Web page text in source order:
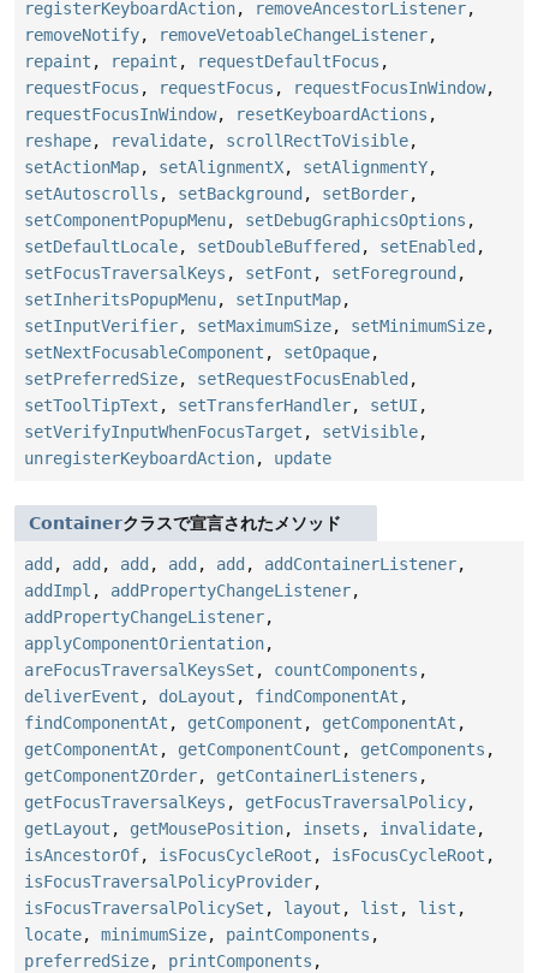
registerKeyboardAction, removeAncestorListener,
removeNotify, removeVetoableChangeListener,
repaint , repaint , requestDefaultFocus ,
requestFocus , requestFocus , requestFocusInWindow,
requestFocusInWindow, resetKeyboardActions ,
reshape, revalidate, scrollRectToVisible,
setActionMap, setAlignmentX, setAlignmentY,
setAutoscrolls , setBackground , setBorder,
setComponentPopupMenu, setDebugGraphicsOptions ,
setDefaultLocale, setDoubleBuffered , setEnabled ,
setFocusTraversalKeys , setFont , setForeground ,
setInheritsPopupMenu, setInputMap,
setInputVerifier, setMaximumSize, setMinimumSize,
setNextFocusableComponent , setOpaque,
setPreferredSize, setRequestFocusEnabled ,
setToolTipText , setTransferHandler, setUI ,
setVerifyInputWhenFocusTarget , setVisible,
unregisterKeyboardAction, update
Containerクラスで宣言されたメソッド
add , add , add , add , add , addContainerListener,
addImpl , addPropertyChangeListener,
addPropertyChangeListener,
applyComponentOrientation,
areFocusTraversalKeysSet , countComponents ,
deliverEvent , doLayout , findComponentAt ,
findComponentAt , getComponent , getComponentAt ,
getComponentAt , getComponentCount , getComponents ,
getComponentZOrder, getContainerListeners ,
getFocusTraversalKeys , getFocusTraversalPolicy,
getLayout , getMousePosition, insets , invalidate,
isAncestorOf, isFocusCycleRoot , isFocusCycleRoot ,
isFocusTraversalPolicyProvider,
isFocusTraversalPolicySet , layout , list , list ,
locate, minimumSize, paintComponents ,
preferredSize, printComponents ,